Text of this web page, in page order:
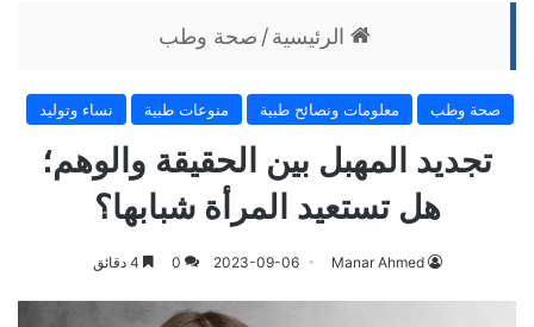
الرئيسية / صحة وطب
صحة وطب معلومات ونصائح طبية منوعات طبية نساء وتوليد
تجديد المهبل بين الحقيقة والوهم؛
هل تستعيد المرأة شبابها؟
Manar Ahmed
2023-09-06
0